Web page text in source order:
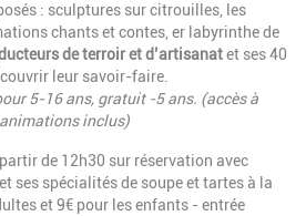
: sculptures sur citrouilles, les
chants et contes, er labyrinthe de
de terroir et d’artisanatet ses 40
leur savoir-faire.
5-16 ans, gratuit -5 ans. (accès à
animations inclus)
de 12h30 sur réservation avec
ses spécialités de soupe et tartes à la
et 9€ pour les enfants - entrée